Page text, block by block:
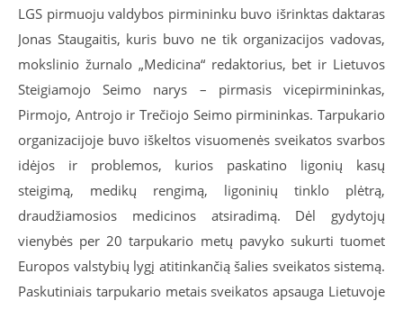
LGS pirmuoju valdybos pirmininku buvo išrinktas daktaras
Jonas Staugaitis, kuris buvo ne tik organizacijos vadovas,
mokslinio žurnalo „Medicina“ redaktorius, bet ir Lietuvos
Steigiamojo Seimo narys – pirmasis vicepirmininkas,
Pirmojo, Antrojo ir Trečiojo Seimo pirmininkas. Tarpukario
organizacijoje buvo iškeltos visuomenės sveikatos svarbos
idėjos ir problemos, kurios paskatino ligonių kasų
steigimą, medikų rengimą, ligoninių tinklo plėtrą,
draudžiamosios medicinos atsiradimą. Dėl gydytojų
vienybės per 20 tarpukario metų pavyko sukurti tuomet
Europos valstybių lygį atitinkančią šalies sveikatos sistemą.
Paskutiniais tarpukario metais sveikatos apsauga Lietuvoje